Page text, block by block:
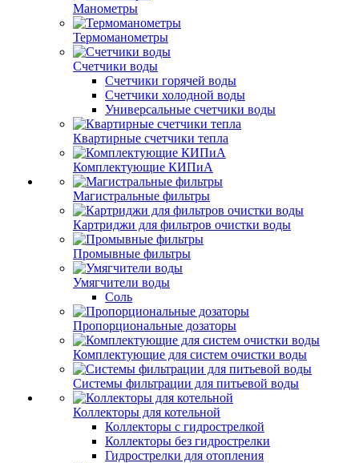
Манометры
Термоманометры
Счетчики воды
Счетчики горячей воды
Счетчики холодной воды
Универсальные счетчики воды
Квартирные счетчики тепла
Комплектующие КИПиА
Магистральные фильтры
Картриджи для фильтров очистки воды
Промывные фильтры
Умягчители воды
Соль
Пропорциональные дозаторы
Комплектующие для систем очистки воды
Системы фильтрации для питьевой воды
Коллекторы для котельной
Коллекторы с гидрострелкой
Коллекторы без гидрострелки
Гидрострелки для отопления